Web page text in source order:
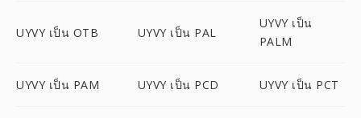
UYVY เป็น OTB UYVY เป็น PAL
UYVY เป็น
PALM
UYVY เป็น PAM UYVY เป็น PCD UYVY เป็น PCT